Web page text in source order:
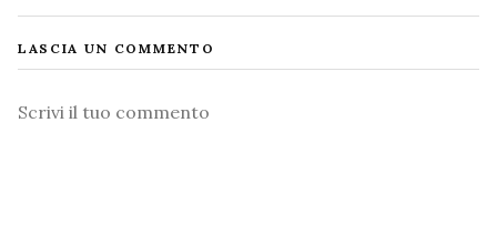
LASCIA UN COMMENTO
Commento